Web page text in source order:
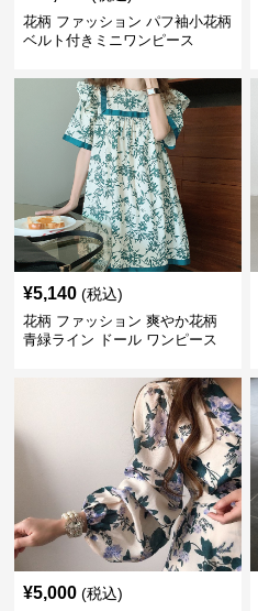
花柄 ファッション パフ袖小花柄
ベルト付きミニワンピース
¥5,140 (税込)
花柄 ファッション 爽やか花柄
青緑ライン ドール ワンピース
¥5,000 (税込)